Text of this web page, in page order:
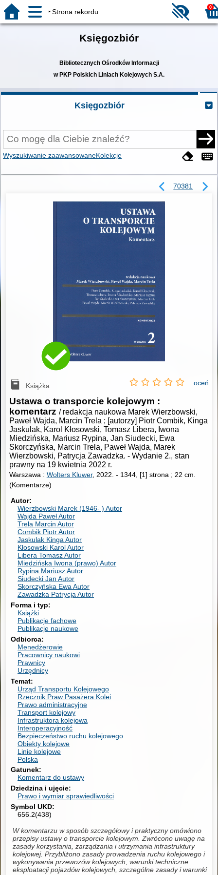
Strona rekordu
0
Księgozbiór
Bibliotecznych Ośrodków Informacji
w PKP Polskich Liniach Kolejowych S.A.
Księgozbiór
Wyszukiwanie zaawansowaneKolekcje
70381
Książka oceń
Ustawa o transporcie kolejowym :
komentarz / redakcja naukowa Marek Wierzbowski,
Paweł Wajda, Marcin Trela ; [autorzy] Piotr Combik, Kinga
Jaskulak, Karol Kłosowski, Tomasz Libera, Iwona
Miedzińska, Mariusz Rypina, Jan Siudecki, Ewa
Skorczyńska, Marcin Trela, Paweł Wajda, Marek
Wierzbowski, Patrycja Zawadzka. - Wydanie 2., stan
prawny na 19 kwietnia 2022 r.
Warszawa : Wolters Kluwer, 2022. - 1344, [1] strona ; 22 cm.
(Komentarze)
Autor
Wierzbowski Marek (1946- )Autor
Wajda PawełAutor
Trela MarcinAutor
Combik PiotrAutor
Jaskulak KingaAutor
Kłosowski KarolAutor
Libera TomaszAutor
Miedzińska Iwona (prawo)Autor
Rypina MariuszAutor
Siudecki JanAutor
Skorczyńska EwaAutor
Zawadzka PatrycjaAutor
Forma i typ
Książki
Publikacje fachowe
Publikacje naukowe
Odbiorca
Menedżerowie
Pracownicy naukowi
Prawnicy
Urzędnicy
Temat
Urząd Transportu Kolejowego
Rzecznik Praw Pasażera Kolei
Prawo administracyjne
Transport kolejowy
Infrastruktora kolejowa
Interoperacyjność
Bezpieczeństwo ruchu kolejowego
Obiekty kolejowe
Linie kolejowe
Polska
Gatunek
Komentarz do ustawy
Dziedzina i ujęcie
Prawo i wymiar sprawiedliwości
Symbol UKD
656.2(438)
W komentarzu w sposób szczegółowy i praktyczny omówiono
przepisy ustawy o transporcie kolejowym. Zwrócono uwagę na
zasady korzystania, zarządzania i utrzymania infrastruktury
kolejowej. Przybliżono zasady prowadzenia ruchu kolejowego i
wykonywania przewozów kolejowych, warunki techniczne
eksploatacji pojazdów kolejowych, szczególne zasady i warunki